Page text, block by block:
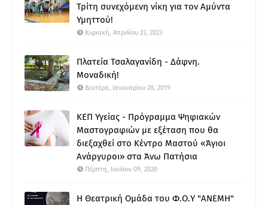
Τρίτη συνεχόμενη νίκη για τον Αμύντα
Υμηττού!
Κυριακή, Απριλίου 23, 2023
Πλατεία Τσαλαγανίδη - Δάφνη.
Μοναδική!
Δευτέρα, Ιανουαρίου 28, 2019
ΚΕΠ Υγείας - Πρόγραμμα Ψηφιακών
Μαστογραφιών με εξέταση που θα
διεξαχθεί στο Κέντρο Μαστού «Άγιοι
Ανάργυροι» στα Άνω Πατήσια
Πέμπτη, Ιουλίου 09, 2020
Η Θεατρική Ομάδα του Φ.Ο.Υ "ΑΝΕΜΗ"